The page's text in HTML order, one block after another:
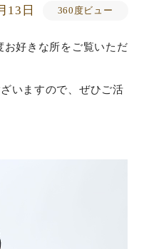
13日 360度ビュー
お好きな所をご覧いただ
いますので、ぜひご活